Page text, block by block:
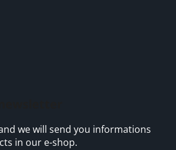
we will send you informations
in our e-shop.